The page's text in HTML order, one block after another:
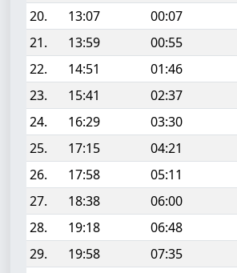
20.
13:07 00:07
21.
13:59 00:55
22.
14:51 01:46
23.
15:41 02:37
24.
16:29 03:30
25.
17:15 04:21
26.
17:58 05:11
27.
18:38 06:00
28.
19:18 06:48
29.
19:58 07:35